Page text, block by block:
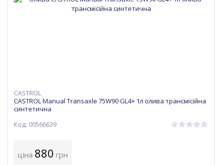
CASTROL
CASTROL Manual Transaxle 75W90 GL4+ 1л олива трансмісійна
синтетична
Код: 00566639
ціна 880 грн